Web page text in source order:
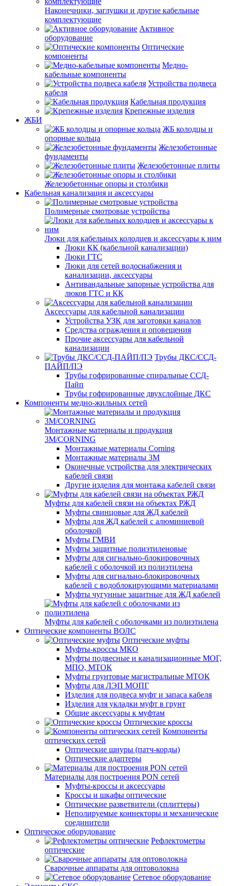
Наконечники, заглушки и другие кабельные
комплектующие
Активное
оборудование
Оптические
компоненты
Медно-
кабельные компоненты
Устройства подвеса
кабеля
Кабельная продукция
Крепежные изделия
ЖБИ
ЖБ колодцы и
опорные кольца
Железобетонные
фундаменты
Железобетонные плиты
Железобетонные опоры и столбики
Кабельная канализация и аксессуары
Полимерные смотровые устройства
Люки для кабельных колодцев и аксессуары к ним
Люки КК (кабельной канализации)
Люки ГТС
Люки для сетей водоснабжения и
канализации, аксессуары
Антивандальные запорные устройства для
люков ГТС и КК
Аксессуары для кабельной канализации
Устройства УЗК для заготовки каналов
Средства ограждения и оповещения
Прочие аксессуары для кабельной
канализации
Трубы ДКС/ССД-
ПАЙП/ПЭ
Трубы гофрированные спиральные ССД-
Пайп
Трубы гофрированные двухслойные ДКС
Компоненты медно-жильных сетей
Монтажные материалы и продукция
3M/CORNING
Монтажные материалы Corning
Монтажные материалы 3M
Оконечные устройства для электрических
кабелей связи
Другие изделия для монтажа кабелей связи
Муфты для кабелей связи на объектах РЖД
Муфты свинцовые для ЖД кабелей
Муфты для ЖД кабелей с алюминиевой
оболочкой
Муфты ГМВИ
Муфты защитные полиэтиленовые
Муфты для сигнально-блокировочных
кабелей с оболочкой из полиэтилена
Муфты для сигнально-блокировочных
кабелей с водоблокирующими материалами
Муфты чугунные защитные для ЖД кабелей
Муфты для кабелей с оболочками из полиэтилена
Оптические компоненты ВОЛС
Оптические муфты
Муфты-кроссы МКО
Муфты подвесные и канализационные МОГ,
МПО, МТОК
Муфты грунтовые магистральные МТОК
Муфты для ЛЭП МОПГ
Изделия для подвеса муфт и запаса кабеля
Изделия для укладки муфт в грунт
Общие аксессуары к муфтам
Оптические кроссы
Компоненты
оптических сетей
Оптические шнуры (патч-корды)
Оптические адаптеры
Материалы для построения PON сетей
Муфты-кроссы и аксессуары
Кроссы и шкафы оптические
Оптические разветвители (сплиттеры)
Неполируемые коннекторы и механические
соединители
Оптическое оборудование
Рефлектометры
оптические
Сварочные аппараты для оптоволокна
Сетевое оборудование